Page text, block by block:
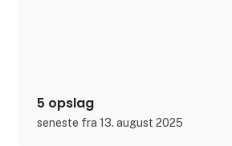
5 opslag
seneste fra 13. august 2025